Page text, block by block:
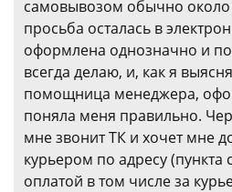
самовывозом обычно
просьба осталась в
оформлена однозначно и
всегда делаю, и, как я
помощница менеджера,
поняла меня правильно.
мне звонит ТК и хочет мне
курьером по адресу (пункта
оплатой в том числе за